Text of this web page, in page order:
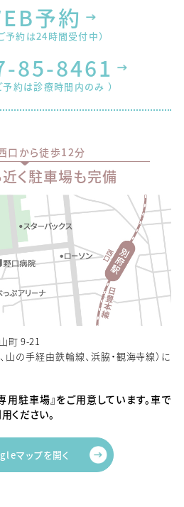
予約
予約は24時間受付中）
85-8461
予約は診療時間内のみ ）
口から徒歩12分
く駐車場も完備
町 9-21
の手経由鉄輪線、浜脇・観海寺線）に
用駐車場』をご用意しています。車で
ください。
マップを開く